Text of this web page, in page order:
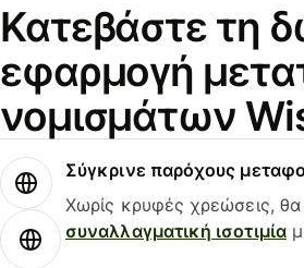
Κατεβάστε τη
εφαρμογή
νομισμάτων
Σύγκρινε παρόχους
Χωρίς κρυφές χρεώσεις, θα
συναλλαγματική ισοτιμία